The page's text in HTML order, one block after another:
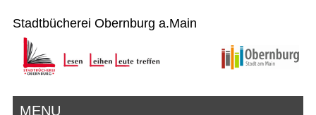
Stadtbücherei Obernburg a.Main
MENU